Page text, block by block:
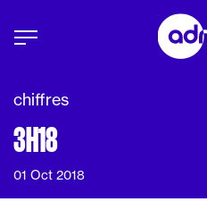
Aller au contenu principal
chiffres
3H18
01 Oct 2018
Panneau de gestion des cookies